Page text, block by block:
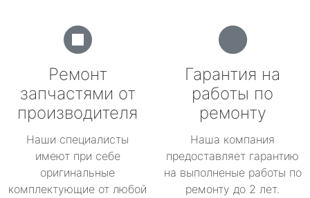
Ремонт
запчастями от
производителя
Наши специалисты
имеют при себе
оригинальные
комплектующие от любой
Гарантия на
работы по
ремонту
Наша компания
предоставляет гарантию
на выполненые работы по
ремонту до 2 лет.